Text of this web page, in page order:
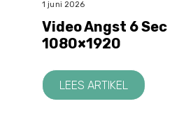
1 juni 2026
Video Angst 6 Sec
1080×1920
LEES ARTIKEL